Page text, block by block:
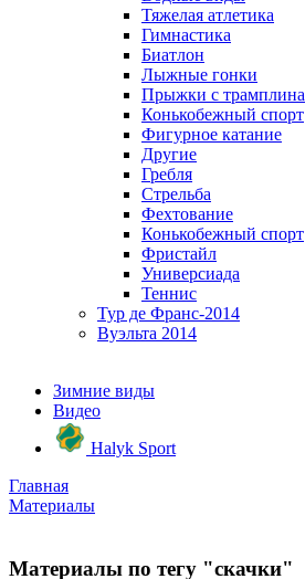
Тяжелая атлетика
Гимнастика
Биатлон
Лыжные гонки
Прыжки с трамплина
Конькобежный спорт
Фигурное катание
Другие
Гребля
Стрельба
Фехтование
Конькобежный спорт
Фристайл
Универсиада
Теннис
Тур де Франс-2014
Вуэльта 2014
Зимние виды
Видео
Halyk Sport
Главная
Материалы
Материалы по тегу "скачки"